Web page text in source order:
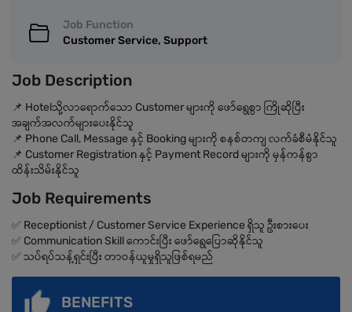
Job Function
Customer Service, Support
Job Description
📌 Hotelသို့လာရောက်သော Customer များကို ဖော်ရွေစွာ ကြိုဆိုပြီး
အချက်အလက်များပေးနိုင်သူ
📌 Phone Call, Message နှင့် Booking များကို စနစ်တကျ လက်ခံစီမံနိုင်သူ
📌 Customer Registration နှင့် Payment Record များကို မှန်ကန်စွာ
ထိန်းသိမ်းနိုင်သူ
Job Requirements
✅ Receptionist / Customer Service Experience ရှိသူ ဦးစားပေး
✅ Communication Skill ကောင်းပြီး ဖော်ရွေပြောဆိုနိုင်သူ
✅ သပ်ရပ်သန့်ရှင်းပြီး တာဝန်ယူမှုရှိသူဖြစ်ရမည်
BENEFITS